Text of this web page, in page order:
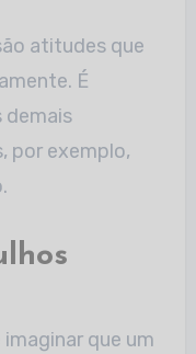
atitudes que
É
por exemplo,
que um